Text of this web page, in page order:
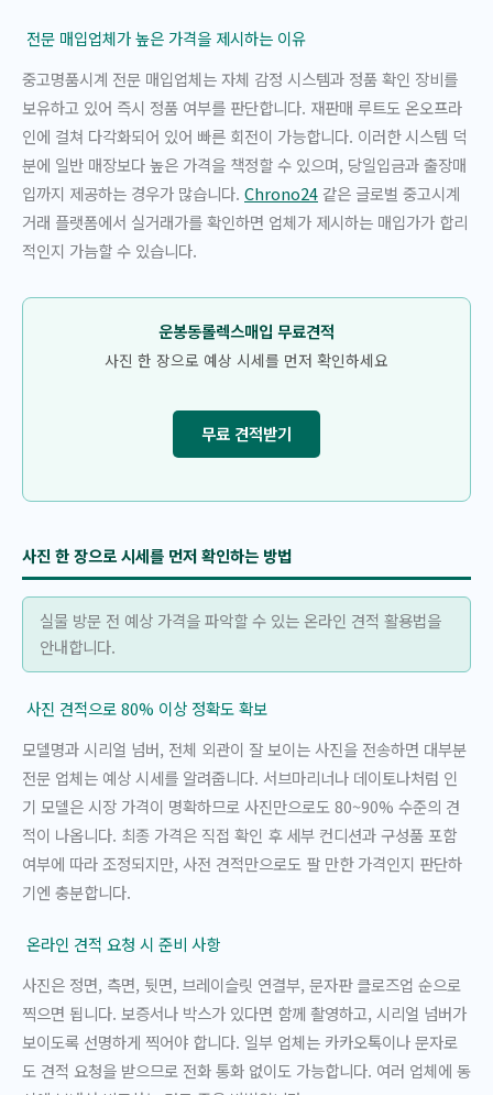
전문 매입업체가 높은 가격을 제시하는 이유
중고명품시계 전문 매입업체는 자체 감정 시스템과 정품 확인 장비를
보유하고 있어 즉시 정품 여부를 판단합니다. 재판매 루트도 온오프라
인에 걸쳐 다각화되어 있어 빠른 회전이 가능합니다. 이러한 시스템 덕
분에 일반 매장보다 높은 가격을 책정할 수 있으며, 당일입금과 출장매
입까지 제공하는 경우가 많습니다. Chrono24 같은 글로벌 중고시계
거래 플랫폼에서 실거래가를 확인하면 업체가 제시하는 매입가가 합리
적인지 가늠할 수 있습니다.
운봉동롤렉스매입 무료견적
사진 한 장으로 예상 시세를 먼저 확인하세요
무료 견적받기
사진 한 장으로 시세를 먼저 확인하는 방법
실물 방문 전 예상 가격을 파악할 수 있는 온라인 견적 활용법을
안내합니다.
사진 견적으로 80% 이상 정확도 확보
모델명과 시리얼 넘버, 전체 외관이 잘 보이는 사진을 전송하면 대부분
전문 업체는 예상 시세를 알려줍니다. 서브마리너나 데이토나처럼 인
기 모델은 시장 가격이 명확하므로 사진만으로도 80~90% 수준의 견
적이 나옵니다. 최종 가격은 직접 확인 후 세부 컨디션과 구성품 포함
여부에 따라 조정되지만, 사전 견적만으로도 팔 만한 가격인지 판단하
기엔 충분합니다.
온라인 견적 요청 시 준비 사항
사진은 정면, 측면, 뒷면, 브레이슬릿 연결부, 문자판 클로즈업 순으로
찍으면 됩니다. 보증서나 박스가 있다면 함께 촬영하고, 시리얼 넘버가
보이도록 선명하게 찍어야 합니다. 일부 업체는 카카오톡이나 문자로
도 견적 요청을 받으므로 전화 통화 없이도 가능합니다. 여러 업체에 동